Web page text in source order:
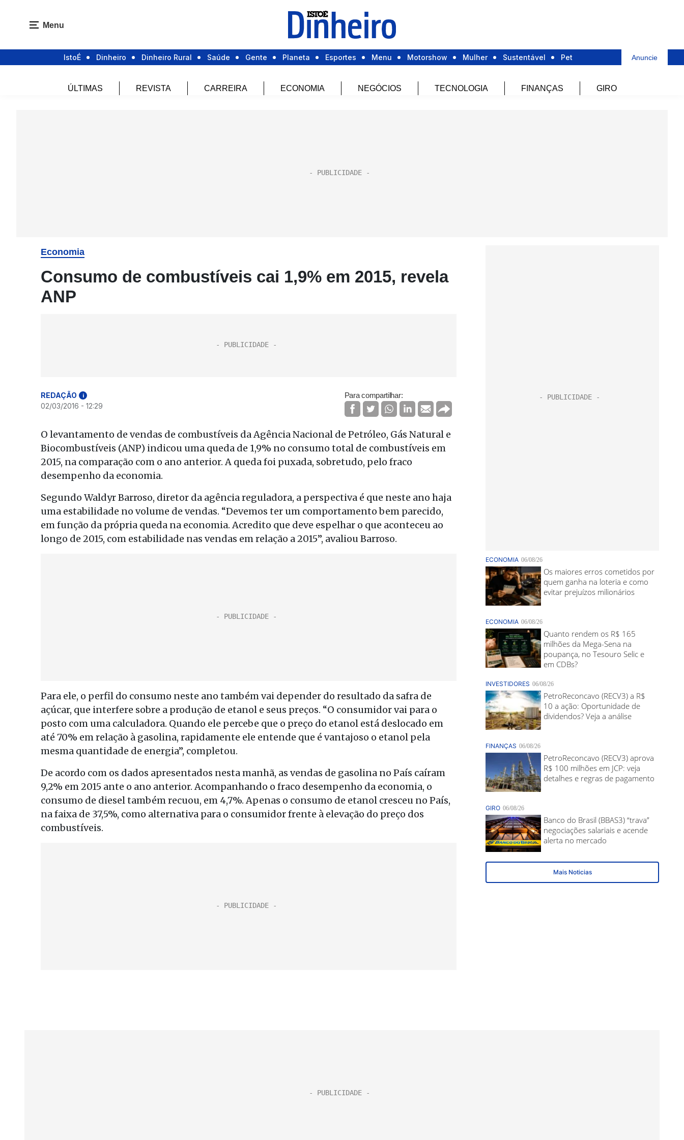
Menu
IstoÉ Dinheiro Dinheiro Rural Saúde Gente Planeta Esportes Menu Motorshow Mulher Sustentável Pet Anuncie
ÚLTIMAS REVISTA CARREIRA ECONOMIA NEGÓCIOS TECNOLOGIA FINANÇAS GIRO
Economia
Consumo de combustíveis cai 1,9% em 2015, revela
ANP
REDAÇÃO i
02/03/2016 - 12:29
Para compartilhar:
O levantamento de vendas de combustíveis da Agência Nacional de Petróleo, Gás Natural e
Biocombustíveis (ANP) indicou uma queda de 1,9% no consumo total de combustíveis em
2015, na comparação com o ano anterior. A queda foi puxada, sobretudo, pelo fraco
desempenho da economia.
Segundo Waldyr Barroso, diretor da agência reguladora, a perspectiva é que neste ano haja
uma estabilidade no volume de vendas. “Devemos ter um comportamento bem parecido,
em função da própria queda na economia. Acredito que deve espelhar o que aconteceu ao
longo de 2015, com estabilidade nas vendas em relação a 2015”, avaliou Barroso.
Para ele, o perfil do consumo neste ano também vai depender do resultado da safra de
açúcar, que interfere sobre a produção de etanol e seus preços. “O consumidor vai para o
posto com uma calculadora. Quando ele percebe que o preço do etanol está deslocado em
até 70% em relação à gasolina, rapidamente ele entende que é vantajoso o etanol pela
mesma quantidade de energia”, completou.
De acordo com os dados apresentados nesta manhã, as vendas de gasolina no País caíram
9,2% em 2015 ante o ano anterior. Acompanhando o fraco desempenho da economia, o
consumo de diesel também recuou, em 4,7%. Apenas o consumo de etanol cresceu no País,
na faixa de 37,5%, como alternativa para o consumidor frente à elevação do preço dos
combustíveis.